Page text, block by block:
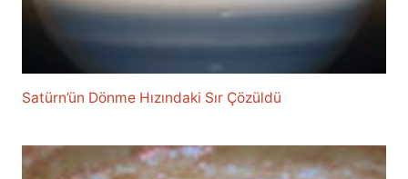
Satürn’ün Dönme Hızındaki Sır Çözüldü